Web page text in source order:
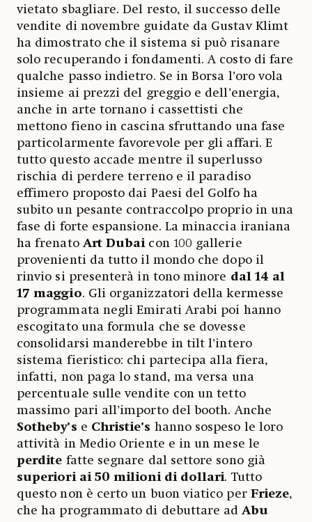
vietato sbagliare. Del resto, il successo delle
vendite di novembre guidate da Gustav Klimt
ha dimostrato che il sistema si può risanare
solo recuperando i fondamenti. A costo di fare
qualche passo indietro. Se in Borsa l’oro vola
insieme ai prezzi del greggio e dell’energia,
anche in arte tornano i cassettisti che
mettono fieno in cascina sfruttando una fase
particolarmente favorevole per gli affari. E
tutto questo accade mentre il superlusso
rischia di perdere terreno e il paradiso
effimero proposto dai Paesi del Golfo ha
subito un pesante contraccolpo proprio in una
fase di forte espansione. La minaccia iraniana
ha frenato Art Dubaicon 100 gallerie
provenienti da tutto il mondo che dopo il
rinvio si presenterà in tono minore dal 14 al
17 maggio. Gli organizzatori della kermesse
programmata negli Emirati Arabi poi hanno
escogitato una formula che se dovesse
consolidarsi manderebbe in tilt l’intero
sistema fieristico: chi partecipa alla fiera,
infatti, non paga lo stand, ma versa una
percentuale sulle vendite con un tetto
massimo pari all’importo del booth. Anche
Sotheby’s e Christie’s hanno sospeso le loro
attività in Medio Oriente e in un mese le
perdite fatte segnare dal settore sono già
superiori ai 50 milioni di dollari. Tutto
questo non è certo un buon viatico per Frieze,
che ha programmato di debuttare adAbu